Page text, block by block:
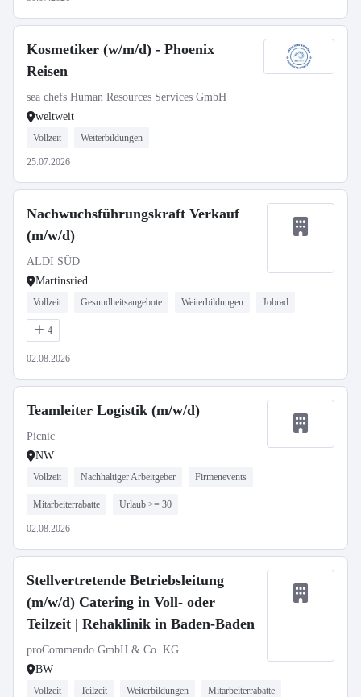
Kosmetiker (w/m/d) - Phoenix
Reisen
sea chefs Human Resources Services GmbH
weltweit
Vollzeit Weiterbildungen
25.07.2026
Nachwuchsführungskraft Verkauf
(m/w/d)
ALDI SÜD
Martinsried
Vollzeit Gesundheitsangebote Weiterbildungen Jobrad
4
02.08.2026
Teamleiter Logistik (m/w/d)
Picnic
NW
Vollzeit Nachhaltiger Arbeitgeber Firmenevents
Mitarbeiterrabatte Urlaub >= 30
02.08.2026
Stellvertretende Betriebsleitung
(m/w/d) Catering in Voll- oder
Teilzeit | Rehaklinik in Baden-Baden
proCommendo GmbH & Co. KG
BW
Vollzeit Teilzeit Weiterbildungen Mitarbeiterrabatte